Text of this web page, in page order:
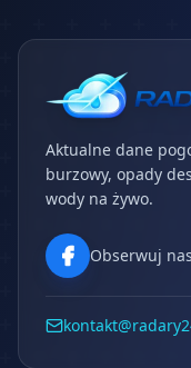
Aktualne dane
burzowy, opady
wody na żywo.
Obserwuj